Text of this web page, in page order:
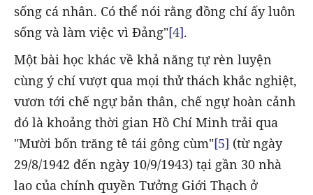
sống cá nhân. Có thể nói rằng đồng chí ấy luôn
sống và làm việc vì Đảng"[4].
Một bài học khác về khả năng tự rèn luyện
cùng ý chí vượt qua mọi thử thách khắc nghiệt,
vươn tới chế ngự bản thân, chế ngự hoàn cảnh
đó là khoảng thời gian Hồ Chí Minh trải qua
"Mười bốn trăng tê tái gông cùm"[5] (từ ngày
29/8/1942 đến ngày 10/9/1943) tại gần 30 nhà
lao của chính quyền Tưởng Giới Thạch ở